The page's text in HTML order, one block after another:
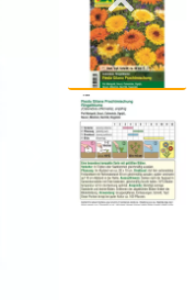
Zum nächsten Bild
Zum vorigen Bild